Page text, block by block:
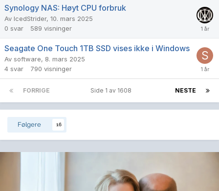
Synology NAS: Høyt CPU forbruk
Av IcedStrider, 10. mars 2025
0 svar 589 visninger
Seagate One Touch 1TB SSD vises ikke i Windows
Av software, 8. mars 2025
4 svar 790 visninger
FORRIGE NESTE
Side 1 av 1608
Følgere 16